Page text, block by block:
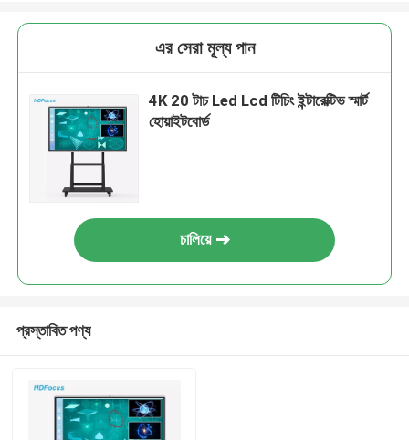
এর সেরা মূল্য পান
4K 20 টাচ Led Lcd টিচিং ইন্টারেক্টিভ স্মার্ট
হোয়াইটবোর্ড
চালিয়ে
প্রস্তাবিত পণ্য